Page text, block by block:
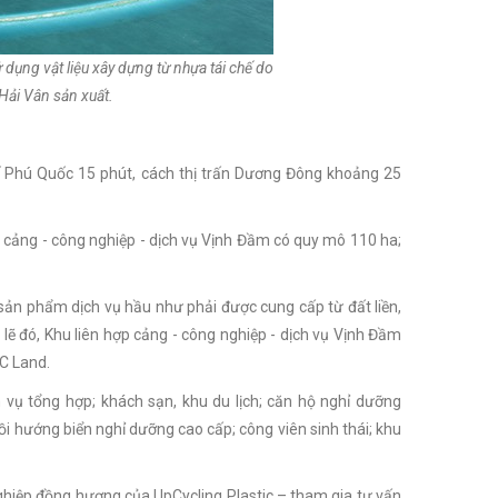
vật liệu xây dựng từ nhựa tái chế do
Vân sản xuất.
Quốc 15 phút, cách thị trấn Dương Đông khoảng 25
- công nghiệp - dịch vụ Vịnh Đầm có quy mô 110 ha;
phẩm dịch vụ hầu như phải được cung cấp từ đất liền,
đó, Khu liên hợp cảng - công nghiệp - dịch vụ Vịnh Đầm
Land.
tổng hợp; khách sạn, khu du lịch; căn hộ nghỉ dưỡng
biển nghỉ dưỡng cao cấp; công viên sinh thái; khu